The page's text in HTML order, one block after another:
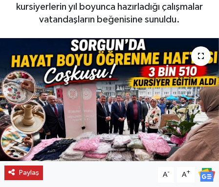
kursiyerlerin yıl boyunca hazırladığı çalışmalar
vatandaşların beğenisine sunuldu.
Paylaş A- A+